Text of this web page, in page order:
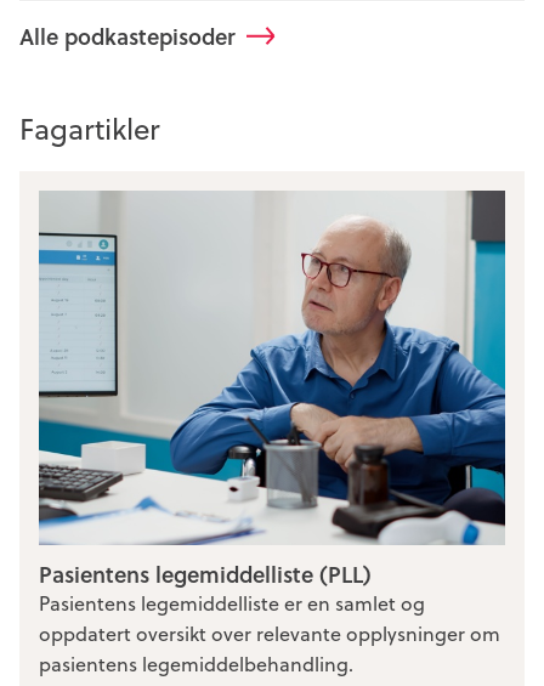
Alle podkastepisoder
Fagartikler
Pasientens legemiddelliste (PLL)
Pasientens legemiddelliste er en samlet og
oppdatert oversikt over relevante opplysninger om
pasientens legemiddelbehandling.